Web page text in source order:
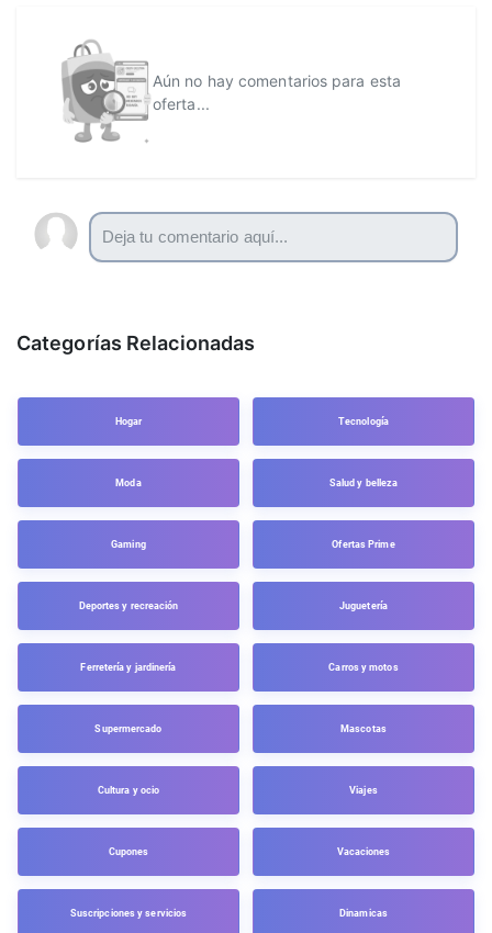
Aún no hay comentarios para esta
oferta...
Categorías Relacionadas
Hogar Tecnología
Moda Salud y belleza
Gaming Ofertas Prime
Deportes y recreación Juguetería
Ferretería y jardinería Carros y motos
Supermercado Mascotas
Cultura y ocio Viajes
Cupones Vacaciones
Suscripciones y servicios Dinamicas